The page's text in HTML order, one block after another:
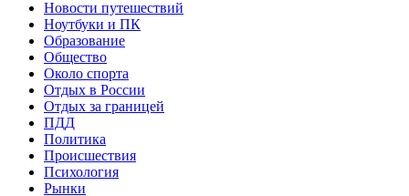
Новости путешествий
Ноутбуки и ПК
Образование
Общество
Около спорта
Отдых в России
Отдых за границей
ПДД
Политика
Происшествия
Психология
Рынки